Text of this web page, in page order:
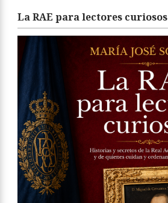
La RAE para lectores curiosos